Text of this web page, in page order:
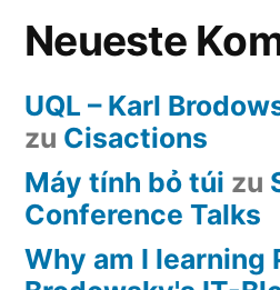
Neueste
UQL – Karl
zu Cisactions
Máy tính bỏ túi zu
Conference Talks
Why am I learning